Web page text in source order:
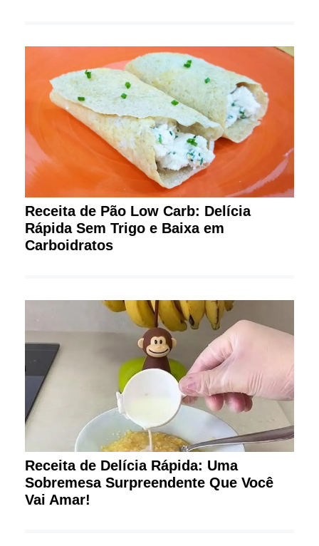
Receita de Pão Low Carb: Delícia
Rápida Sem Trigo e Baixa em
Carboidratos
Receita de Delícia Rápida: Uma
Sobremesa Surpreendente Que Você
Vai Amar!